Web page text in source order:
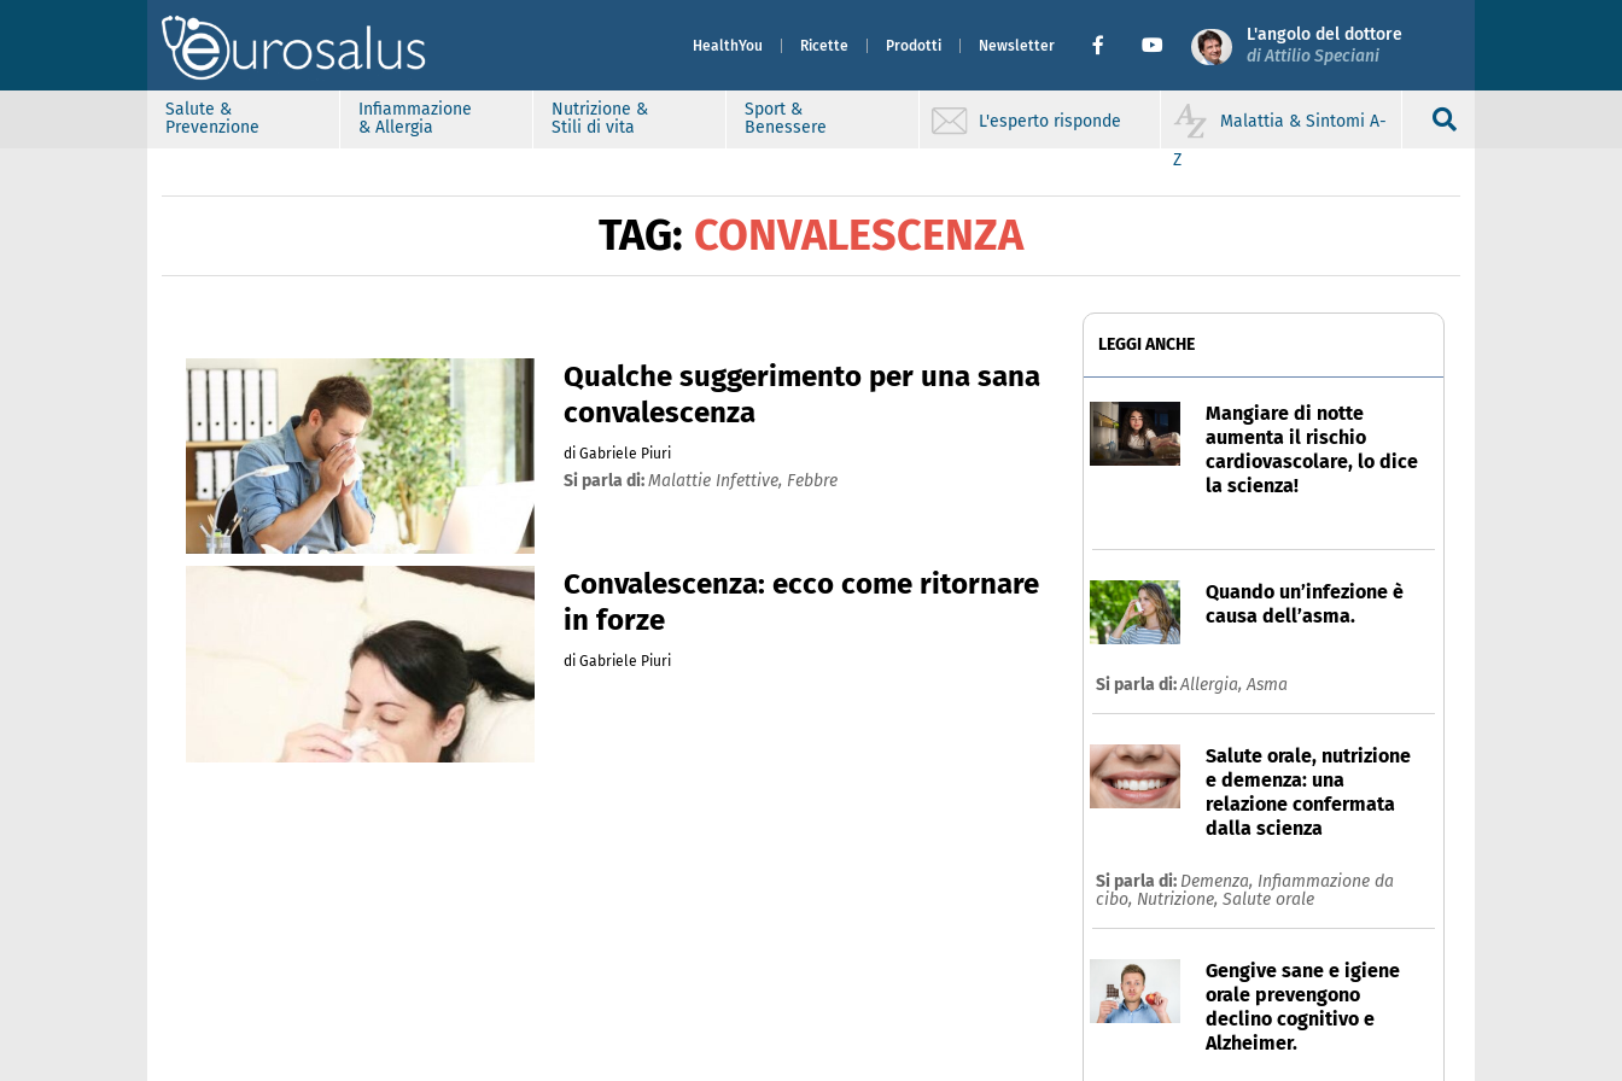
HealthYou Ricette Prodotti Newsletter
L'angolo del dottore
di Attilio Speciani
Salute &
Prevenzione
Infiammazione
& Allergia
Nutrizione &
Stili di vita
Sport &
Benessere
L'esperto risponde
Malattia & Sintomi A-
Z
TAG: CONVALESCENZA
Qualche suggerimento per una sana
convalescenza
di Gabriele Piuri
Si parla di:Malattie Infettive, Febbre
Convalescenza: ecco come ritornare
in forze
di Gabriele Piuri
LEGGI ANCHE
Mangiare di notte
aumenta il rischio
cardiovascolare, lo dice
la scienza!
Quando un’infezione è
causa dell’asma.
Si parla di:Allergia,Asma
Salute orale, nutrizione
e demenza: una
relazione confermata
dalla scienza
Si parla di: Demenza, Infiammazione da
cibo, Nutrizione, Salute orale
Gengive sane e igiene
orale prevengono
declino cognitivo e
Alzheimer.